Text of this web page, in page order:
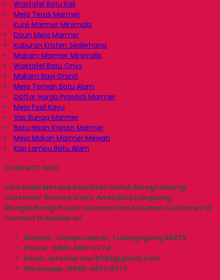
Wastafel Batu Kali
Meja Teras Marmer
Kursi Marmer Minimalis
Daun Meja Marmer
Kuburan Kristen Sederhana
Makam Marmer Minimalis
Wastafel Batu Onyx
Makam Bayi Granit
Meja Taman Batu Alam
Daftar Harga Prasasti Marmer
Meja Fosil Kayu
Vas Bunga Marmer
Batu Nisan Kristen Marmer
Meja Makan Marmer Mewah
Kap Lampu Batu Alam
CONTACT INFO
Jika Anda Merasa Kesulitan Untuk Menghubungi
Customer Service Kami, Anda Bisa Langsung
Menghubungi Pusat Layanan Dan Keluhan Customer Di
Contact Di Bawah Ini
Alamat : Campurdarat, Tulungagung 66272
Phone : 0821-4167-7770
Email : infomarmer5758@gmail.com
Whatsapp : 0856-4971-8777